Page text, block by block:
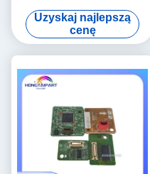
Kompatybilne materiały
zamienne do finiszera Riso
Uzyskaj najlepszą
cenę